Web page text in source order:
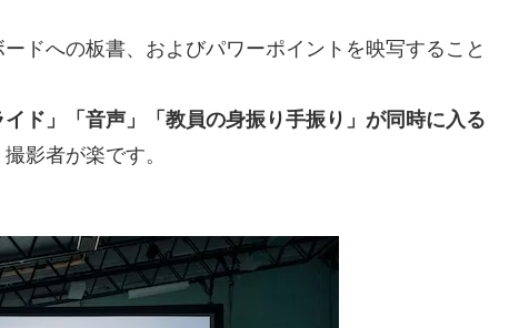
ドへの板書、およびパワーポイントを映写すること
ド」「音声」「教員の身振り手振り」が同時に入る
影者が楽です。